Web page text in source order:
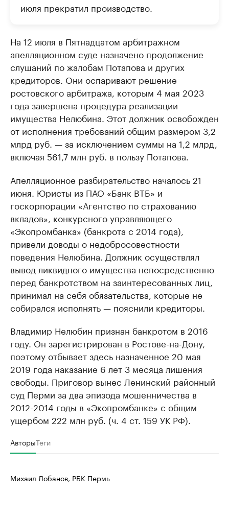
июля прекратил производство.
На 12 июля в Пятнадцатом арбитражном
апелляционном суде назначено продолжение
слушаний по жалобам Потапова и других
кредиторов. Они оспаривают решение
ростовского арбитража, которым 4 мая 2023
года завершена процедура реализации
имущества Нелюбина. Этот должник освобожден
от исполнения требований общим размером 3,2
млрд руб. — за исключением суммы на 1,2 млрд,
включая 561,7 млн руб. в пользу Потапова.
Апелляционное разбирательство началось 21
июня. Юристы из ПАО «Банк ВТБ» и
госкорпорации «Агентство по страхованию
вкладов», конкурсного управляющего
«Экопромбанка» (банкрота с 2014 года),
привели доводы о недобросовестности
поведения Нелюбина. Должник осуществлял
вывод ликвидного имущества непосредственно
перед банкротством на заинтересованных лиц,
принимал на себя обязательства, которые не
собирался исполнять — пояснили кредиторы.
Владимир Нелюбин признан банкротом в 2016
году. Он зарегистрирован в Ростове-на-Дону,
поэтому отбывает здесь назначенное 20 мая
2019 года наказание 6 лет 3 месяца лишения
свободы. Приговор вынес Ленинский районный
суд Перми за два эпизода мошенничества в
2012-2014 годы в «Экопромбанке» с общим
ущербом 222 млн руб. (ч. 4 ст. 159 УК РФ).
АвторыТеги
Михаил Лобанов, РБК Пермь